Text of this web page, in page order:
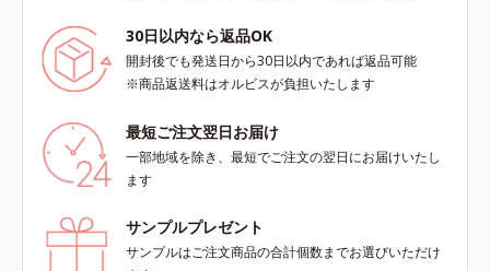
30日以内なら返品OK
開封後でも発送日から30日以内であれば返品可能
※商品返送料はオルビスが負担いたします
最短ご注文翌日お届け
一部地域を除き、最短でご注文の翌日にお届けいたし
ます
サンプルプレゼント
サンプルはご注文商品の合計個数までお選びいただけ